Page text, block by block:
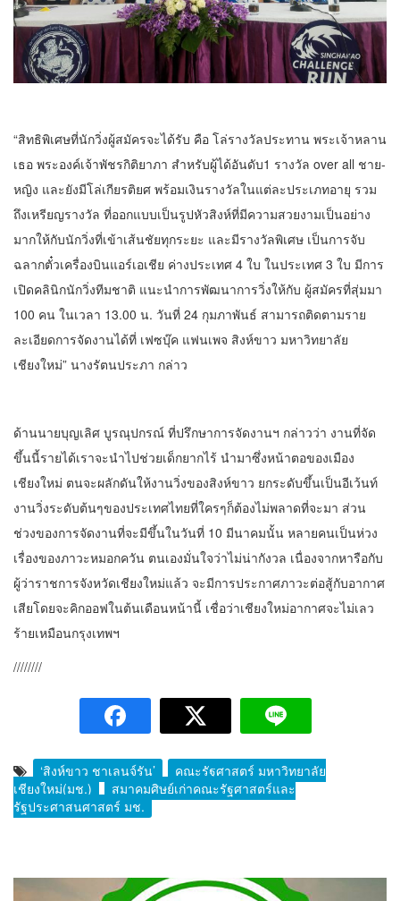
“สิทธิพิเศษที่นักวิ่งผู้สมัครจะได้รับ คือ โล่รางวัลประทาน พระเจ้าหลาน
เธอ พระองค์เจ้าพัชรกิติยาภา สำหรับผู้ได้อันดับ1 รางวัล over all ชาย-
หญิง และยังมีโล่เกียรติยศ พร้อมเงินรางวัลในแต่ละประเภทอายุ รวม
ถึงเหรียญรางวัล ที่ออกแบบเป็นรูปหัวสิงห์ที่มีความสวยงามเป็นอย่าง
มากให้กับนักวิ่งที่เข้าเส้นชัยทุกระยะ และมีรางวัลพิเศษ เป็นการจับ
ฉลากตั๋วเครื่องบินแอร์เอเชีย ค่างประเทศ 4 ใบ ในประเทศ 3 ใบ มีการ
เปิดคลินิกนักวิ่งทีมชาติ แนะนำการพัฒนาการวิ่งให้กับ ผู้สมัครที่สุ่มมา
100 คน ในเวลา 13.00 น. วันที่ 24 กุมภาพันธ์ สามารถติดตามราย
ละเอียดการจัดงานได้ที่ เฟซบุ๊ค แฟนเพจ สิงห์ขาว มหาวิทยาลัย
เชียงใหม่” นางรัตนประภา กล่าว
ด้านนายบุญเลิศ บูรณุปกรณ์ ที่ปรึกษาการจัดงานฯ กล่าวว่า งานที่จัด
ขึ้นนี้รายได้เราจะนำไปช่วยเด็กยากไร้ นำมาซึ่งหน้าตอของเมือง
เชียงใหม่ ตนจะผลักดันให้งานวิ่งของสิงห์ขาว ยกระดับขึ้นเป็นอีเว้นท์
งานวิ่งระดับต้นๆของประเทศไทยที่ใครๆก็ต้องไม่พลาดที่จะมา ส่วน
ช่วงของการจัดงานที่จะมีขึ้นในวันที่ 10 มีนาคมนั้น หลายคนเป็นห่วง
เรื่องของภาวะหมอกควัน ตนเองมั่นใจว่าไม่น่ากังวล เนื่องจากหารือกับ
ผู้ว่าราชการจังหวัดเชียงใหม่แล้ว จะมีการประกาศภาวะต่อสู้กับอากาศ
เสียโดยจะคิกออฟในต้นเดือนหน้านี้ เชื่อว่าเชียงใหม่อากาศจะไม่เลว
ร้ายเหมือนกรุงเทพฯ
////////
‘สิงห์ขาว ชาเลนจ์รัน’
คณะรัฐศาสตร์ มหาวิทยาลัย
เชียงใหม่(มช.)
สมาคมศิษย์เก่าคณะรัฐศาสตร์และ
รัฐประศาสนศาสตร์ มช.